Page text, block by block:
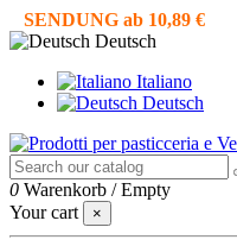
SENDUNG ab 10,89 €
Deutsch
Italiano
Deutsch
0 Warenkorb /Empty
Your cart
×